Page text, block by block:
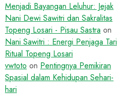
Menjadi Bayangan Leluhur: Jejak
Nani Dewi Sawitri dan Sakralitas
Topeng Losari - Pisau Sastra on
Nani Sawitri : Energi Penjaga Tari
Ritual Topeng Losari
vwtoto on Pentingnya Pemikiran
Spasial dalam Kehidupan Sehari-
hari